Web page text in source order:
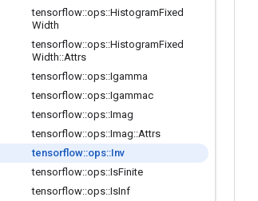
tensorflow::ops::HistogramFixed
Width
tensorflow::ops::HistogramFixed
Width::Attrs
tensorflow::ops::Igamma
tensorflow::ops::Igammac
tensorflow::ops::Imag
tensorflow::ops::Imag::Attrs
tensorflow::ops::Inv
tensorflow::ops::IsFinite
tensorflow::ops::IsInf